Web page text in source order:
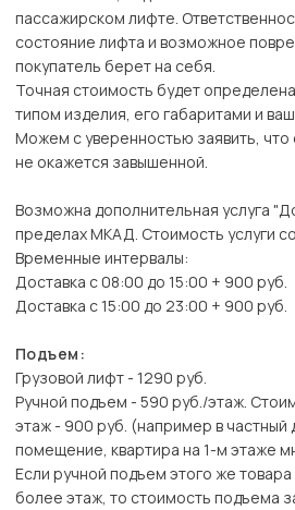
пассажирском лифте.
состояние лифта и возможное
покупатель берет на себя.
Точная стоимость будет
типом изделия, его габаритами и
Можем с уверенностью заявить, что
не окажется завышенной.
Возможна дополнительная услуга
пределах МКАД. Стоимость услуги
Временные интервалы:
Доставка с 08:00 до 15:00 + 900 руб.
Доставка с 15:00 до 23:00 + 900 руб.
Подъем:
Грузовой лифт - 1290 руб.
Ручной подъем - 590 руб./этаж.
этаж - 900 руб. (например в
помещение, квартира на 1-м этаже
Если ручной подъем этого же
более этаж, то стоимость подъема